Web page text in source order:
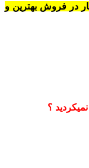
12 سال سابقه کار در فروش بهترین و
؟